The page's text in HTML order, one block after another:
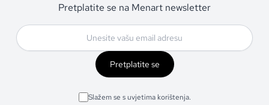
Pretplatite se na Menart newsletter
Pretplatite se
Slažem se s uvjetima korištenja.